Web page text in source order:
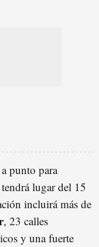
punto para
lugar del 15
incluirá más de
, 23 calles
y una fuerte